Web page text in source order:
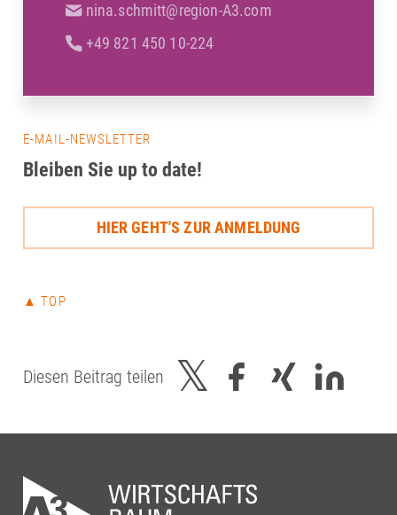
nina.schmitt@region-A3.com
+49 821 450 10-224
E-MAIL-NEWSLETTER
Bleiben Sie up to date!
HIER GEHT'S ZUR ANMELDUNG
▲ TOP
Diesen Beitrag teilen